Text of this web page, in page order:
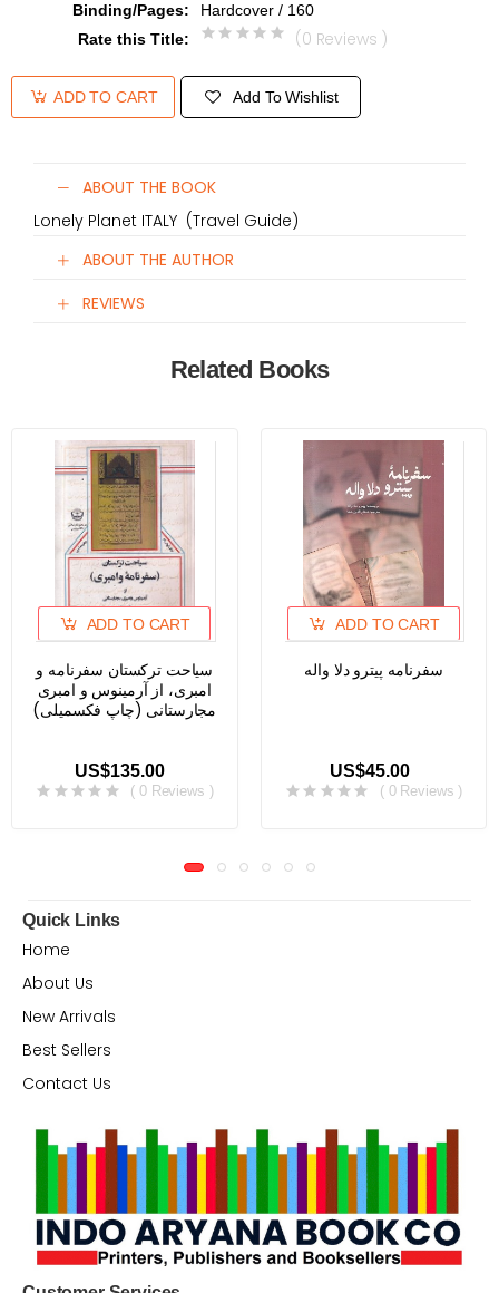
Binding/Pages:
Hardcover / 160
Rate this Title: (0 Reviews )
ADD TO CART Add To Wishlist
ABOUT THE BOOK
Lonely Planet ITALY (Travel Guide)
ABOUT THE AUTHOR
REVIEWS
Related Books
ADD TO CART
سیاحت ترکستان سفرنامه و
امبری، از آرمینوس و امبری
مجارستانی (چاپ فکسمیلی)
US$135.00
( 0 Reviews )
ADD TO CART
سفرنامه پیترو دلا واله
US$45.00
( 0 Reviews )
Quick Links
Home
About Us
New Arrivals
Best Sellers
Contact Us